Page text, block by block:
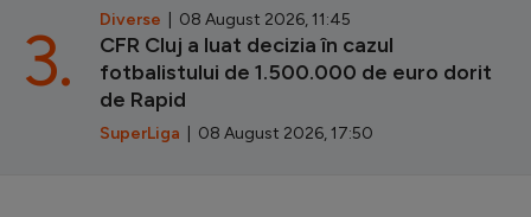
Diverse | 08 August 2026, 11:45
CFR Cluj a luat decizia în cazul
fotbalistului de 1.500.000 de euro dorit
de Rapid
SuperLiga | 08 August 2026, 17:50
3.